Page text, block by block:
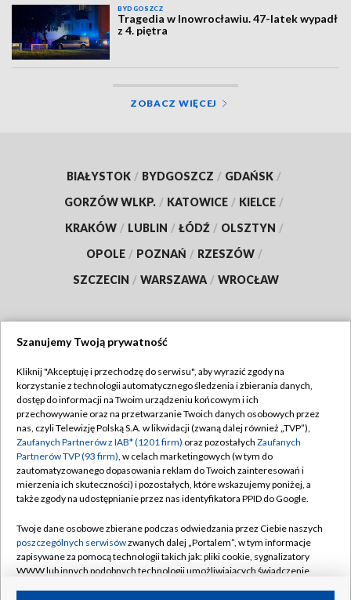
BYDGOSZCZ
Tragedia w Inowrocławiu. 47-latek wypadł
z 4. piętra
ZOBACZ WIĘCEJ
BIAŁYSTOK / BYDGOSZCZ / GDAŃSK /
GORZÓW WLKP. / KATOWICE / KIELCE /
KRAKÓW / LUBLIN / ŁÓDŹ / OLSZTYN /
OPOLE / POZNAŃ / RZESZÓW /
SZCZECIN / WARSZAWA / WROCŁAW
TVP
Abonament TVP
Emisja w TVP
Centrum informacji TVP
Naziemna Telewizja Cyfrowa
Rada Programowa
System NOS
Informacje o nadawcy
Regulamin TVP
Polityka prywatności
Moje zgody
Pomoc
Kontakt
Kanały
Szanujemy Twoją prywatność
Kliknij "Akceptuję i przechodzę do serwisu", aby wyrazić zgody na
korzystanie z technologii automatycznego śledzenia i zbierania danych,
dostęp do informacji na Twoim urządzeniu końcowym i ich
przechowywanie oraz na przetwarzanie Twoich danych osobowych przez
nas, czyli Telewizję Polską S.A. w likwidacji (zwaną dalej również „TVP”),
Zaufanych Partnerów z IAB* (1201 firm) oraz pozostałych Zaufanych
Partnerów TVP (93 firm), w celach marketingowych (w tym do
zautomatyzowanego dopasowania reklam do Twoich zainteresowań i
mierzenia ich skuteczności) i pozostałych, które wskazujemy poniżej, a
także zgody na udostępnianie przez nas identyfikatora PPID do Google.
Twoje dane osobowe zbierane podczas odwiedzania przez Ciebie naszych
poszczególnych serwisówzwanych dalej „Portalem”, w tym informacje
zapisywane za pomocą technologii takich jak: pliki cookie, sygnalizatory
WWW lub innych podobnych technologii umożliwiających świadczenie